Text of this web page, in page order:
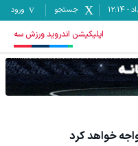
-
12:14 جستجو ورود
اپلیکیشن اندروید ورزش سه
خواهد کرد